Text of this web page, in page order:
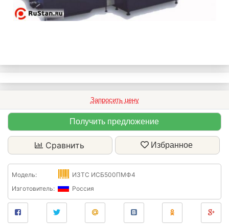
Запросить цену
Получить предложение
Сравнить Избранное
Модель:
ИЗТС ИСБ500ПМФ4
Изготовитель:
Россия